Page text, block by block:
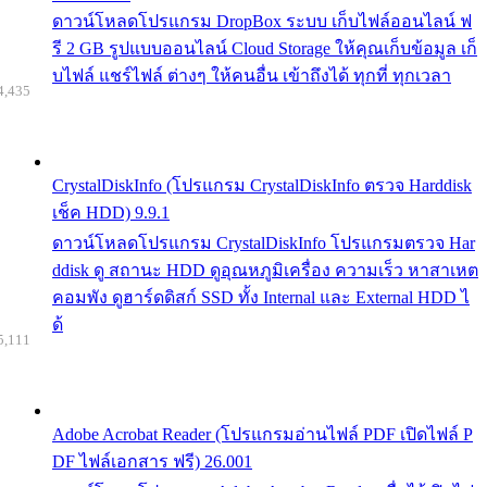
ดาวน์โหลดโปรแกรม DropBox ระบบ เก็บไฟล์ออนไลน์ ฟ
รี 2 GB รูปแบบออนไลน์ Cloud Storage ให้คุณเก็บข้อมูล เก็
บไฟล์ แชร์ไฟล์ ต่างๆ ให้คนอื่น เข้าถึงได้ ทุกที่ ทุกเวลา
CrystalDiskInfo (โปรแกรม CrystalDiskInfo ตรวจ Harddisk
เช็ค HDD) 9.9.1
ดาวน์โหลดโปรแกรม CrystalDiskInfo โปรแกรมตรวจ Har
ddisk ดู สถานะ HDD ดูอุณหภูมิเครื่อง ความเร็ว หาสาเหต
คอมพัง ดูฮาร์ดดิสก์ SSD ทั้ง Internal และ External HDD ไ
ด้
Adobe Acrobat Reader (โปรแกรมอ่านไฟล์ PDF เปิดไฟล์ P
DF ไฟล์เอกสาร ฟรี) 26.001